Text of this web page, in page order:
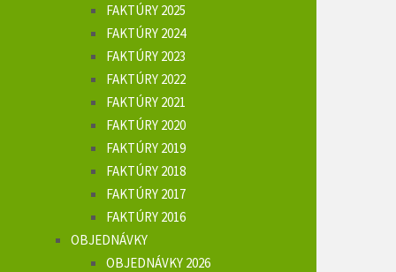
FAKTÚRY 2025
FAKTÚRY 2024
FAKTÚRY 2023
FAKTÚRY 2022
FAKTÚRY 2021
FAKTÚRY 2020
FAKTÚRY 2019
FAKTÚRY 2018
FAKTÚRY 2017
FAKTÚRY 2016
OBJEDNÁVKY
OBJEDNÁVKY 2026